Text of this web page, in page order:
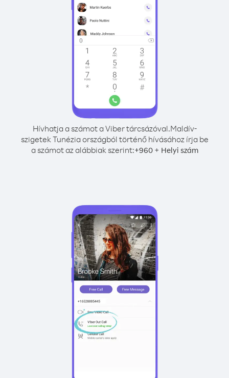
Hívhatja a számot a Viber tárcsázóval.Maldív-
szigetek Tunézia országból történő hívásához írja be
a számot az alábbiak szerint:+960+ Helyi szám